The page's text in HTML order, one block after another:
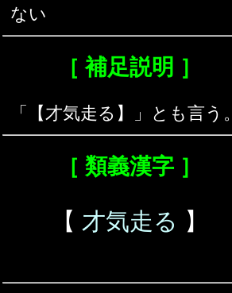
ない
［ 補足説明 ］
「【才気走る】」とも言う。
［ 類義漢字 ］
【 才気走る 】